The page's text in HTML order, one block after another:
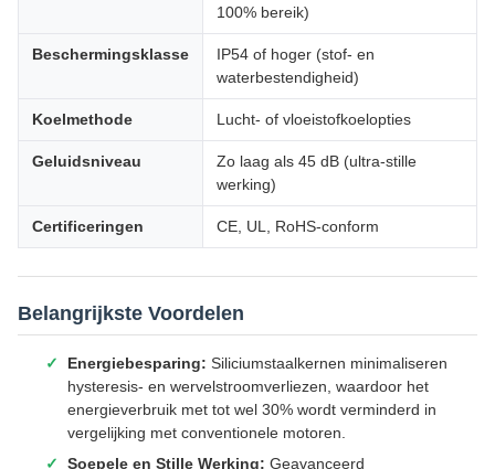
100% bereik)
Beschermingsklasse
IP54 of hoger (stof- en
waterbestendigheid)
Koelmethode Lucht- of vloeistofkoelopties
Geluidsniveau
Zo laag als 45 dB (ultra-stille
werking)
Certificeringen CE, UL, RoHS-conform
Belangrijkste Voordelen
Energiebesparing: Siliciumstaalkernen minimaliseren
hysteresis- en wervelstroomverliezen, waardoor het
energieverbruik met tot wel 30% wordt verminderd in
vergelijking met conventionele motoren.
Soepele en Stille Werking: Geavanceerd